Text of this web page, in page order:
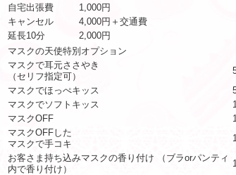
自宅出張費
1,000円
キャンセル
4,000円＋交通費
延長10分
2,000円
マスクの天使特別オプション
マスクで耳元ささやき
（セリフ指定可）
マスクでほっぺキッス
マスクでソフトキッス
マスクOFF
マスクOFFした
マスクで手コキ
お客さま持ち込みマスクの香り付け （ブラorパンティ
内で香り付け）